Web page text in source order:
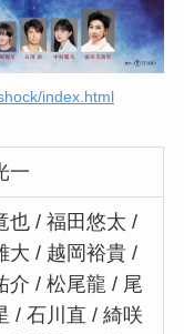
index.html
一
也 / 福田悠太 /
大 / 越岡裕貴 /
介 / 松尾龍 / 尾
/ 石川直 / 綺咲